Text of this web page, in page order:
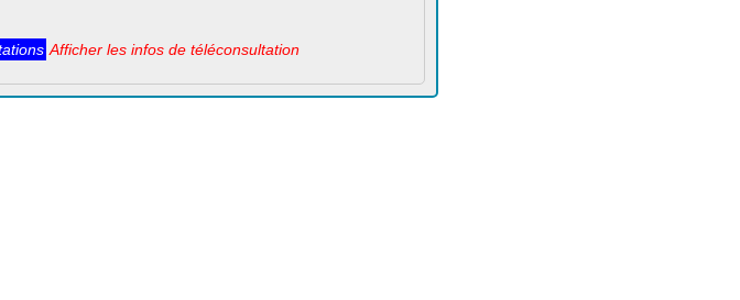
Afficher les infos de téléconsultation